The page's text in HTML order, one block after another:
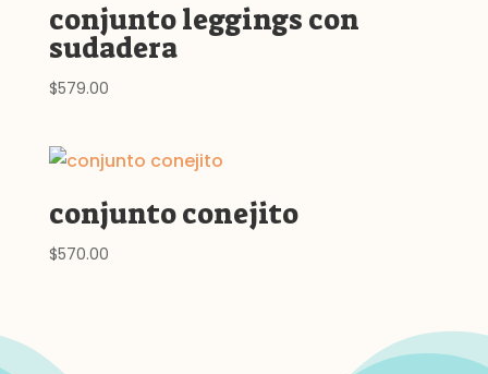
conjunto leggings con
sudadera
$579.00
conjunto conejito
$570.00